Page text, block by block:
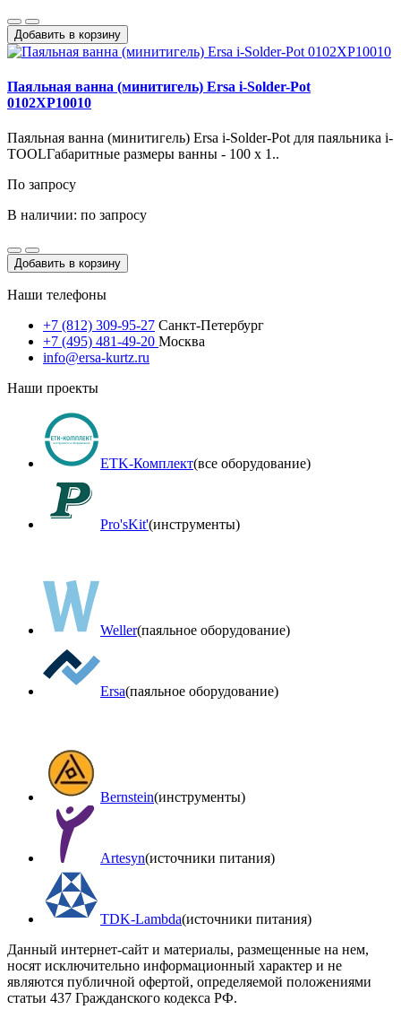
Добавить в корзину
Паяльная ванна (минитигель) Ersa i-Solder-Pot
0102XP10010
Паяльная ванна (минитигель) Ersa i-Solder-Pot для паяльника i-
TOOLГабаритные размеры ванны - 100 x 1..
По запросу
В наличии: по запросу
Добавить в корзину
Наши телефоны
+7 (812) 309-95-27 Санкт-Петербург
+7 (495) 481-49-20 Москва
info@ersa-kurtz.ru
Наши проекты
ETK-Комплект(все оборудование)
Pro'sKit'(инструменты)
Weller(паяльное оборудование)
Ersa(паяльное оборудование)
Bernstein(инструменты)
Artesyn(источники питания)
TDK-Lambda(источники питания)
Данный интернет-сайт и материалы, размещенные на нем,
носят исключительно информационный характер и не
являются публичной офертой, определяемой положениями
статьи 437 Гражданского кодекса РФ.